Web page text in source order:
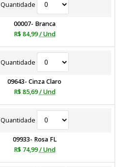
Quantidade
00007- Branca
R$ 84,99 / Und
Quantidade
09643- Cinza Claro
R$ 85,69 / Und
Quantidade
09933- Rosa FL
R$ 74,99 / Und